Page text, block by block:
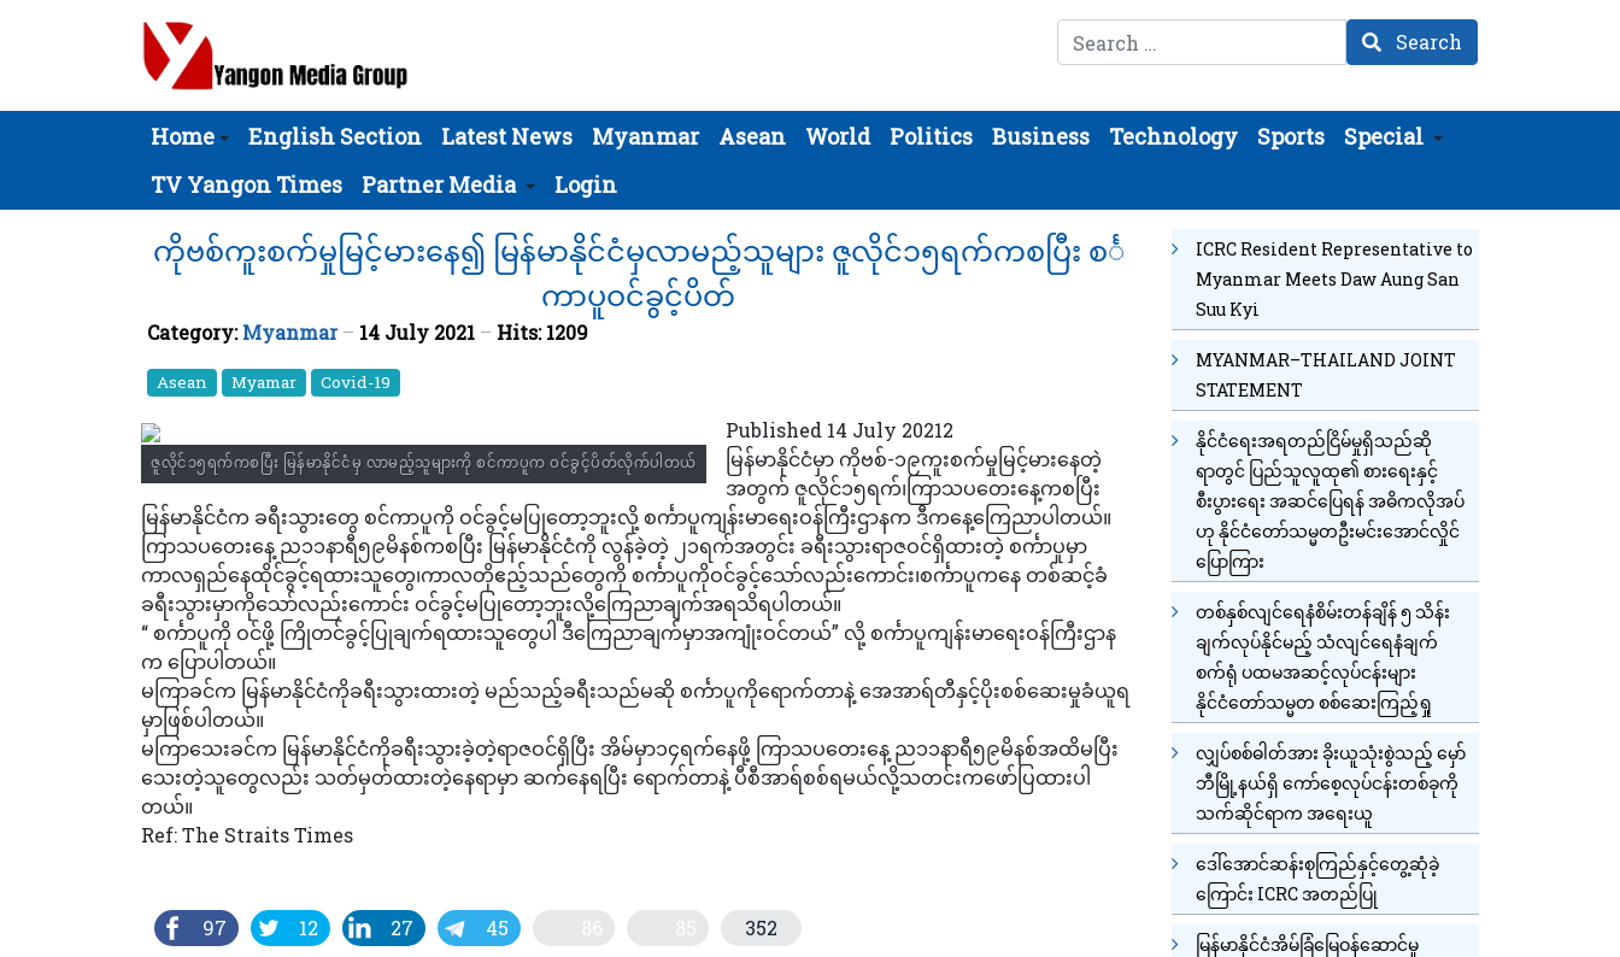
Search Search
Home English Section Latest News Myanmar Asean World Politics Business Technology Sports
Special
TV Yangon Times
Partner Media Login
ကိုဗစ်ကူးစက်မှုမြင့်မားနေ၍ မြန်မာနိုင်ငံမှလာမည့်သူများ ဇူလိုင်၁၅ရက်ကစပြီး စင်္
ကာပူဝင်ခွင့်ပိတ်
Category:Myanmar 14 July 2021 Hits: 1209
Asean Myamar Covid-19
ဇူလိုင်၁၅ရက်ကစပြီး မြန်မာနိုင်ငံမှ လာမည့်သူများကို စင်ကာပူက ဝင်ခွင့်ပိတ်လိုက်ပါတယ်
Published 14 July 20212
မြန်မာနိုင်ငံမှာ ကိုဗစ်-၁၉ကူးစက်မှုမြင့်မားနေတဲ့
အတွက် ဇူလိုင်၁၅ရက်၊ကြာသပတေးနေ့ကစပြီး
မြန်မာနိုင်ငံက ခရီးသွားတွေ စင်ကာပူကို ဝင်ခွင့်မပြုတော့ဘူးလို့ စင်္ကာပူကျန်းမာရေးဝန်ကြီးဌာနက ဒီကနေ့ကြေညာပါတယ်။
ကြာသပတေးနေ့ ည၁၁နာရီ၅၉မိနစ်ကစပြီး မြန်မာနိုင်ငံကို လွန်ခဲ့တဲ့ ၂၁ရက်အတွင်း ခရီးသွားရာဇဝင်ရှိထားတဲ့ စင်္ကာပူမှာ
ကာလရှည်နေထိုင်ခွင့်ရထားသူတွေ၊ကာလတိုဧည့်သည်တွေကို စင်္ကာပူကိုဝင်ခွင့်သော်လည်းကောင်း၊စင်္ကာပူကနေ တစ်ဆင့်ခံ
ခရီးသွားမှာကိုသော်လည်းကောင်း ဝင်ခွင့်မပြုတော့ဘူးလို့ကြေညာချက်အရသိရပါတယ်။
“ စင်္ကာပူကို ဝင်ဖို့ ကြိုတင်ခွင့်ပြုချက်ရထားသူတွေပါ ဒီကြေညာချက်မှာအကျုံးဝင်တယ်” လို့ စင်္ကာပူကျန်းမာရေးဝန်ကြီးဌာန
က ပြောပါတယ်။
မကြာခင်က မြန်မာနိုင်ငံကိုခရီးသွားထားတဲ့ မည်သည့်ခရီးသည်မဆို စင်္ကာပူကိုရောက်တာနဲ့ အေအာရ်တီနှင့်ပိုးစစ်ဆေးမှုခံယူရ
မှာဖြစ်ပါတယ်။
မကြာသေးခင်က မြန်မာနိုင်ငံကိုခရီးသွားခဲ့တဲ့ရာဇဝင်ရှိပြီး အိမ်မှာ၁၄ရက်နေဖို့ ကြာသပတေးနေ့ ည၁၁နာရီ၅၉မိနစ်အထိမပြီး
သေးတဲ့သူတွေလည်း သတ်မှတ်ထားတဲ့နေရာမှာ ဆက်နေရပြီး ရောက်တာနဲ့ ပီစီအာရ်စစ်ရမယ်လို့သတင်းကဖော်ပြထားပါ
တယ်။
Ref: The Straits Times
97 12 27 45 86 85 352
ICRC Resident Representative to
Myanmar Meets Daw Aung San
Suu Kyi
MYANMAR–THAILAND JOINT
STATEMENT
နိုင်ငံရေးအရတည်ငြိမ်မှုရှိသည်ဆို
ရာတွင် ပြည်သူလူထု၏ စားရေးနှင့်
စီးပွားရေး အဆင်ပြေရန် အဓိကလိုအပ်
ဟု နိုင်ငံတော်သမ္မတဦးမင်းအောင်လှိုင်
ပြောကြား
တစ်နှစ်လျင်ရေနံစိမ်းတန်ချိန် ၅ သိန်း
ချက်လုပ်နိုင်မည့် သံလျင်ရေနံချက်
စက်ရုံ ပထမအဆင့်လုပ်ငန်းများ
နိုင်ငံတော်သမ္မတ စစ်ဆေးကြည့်ရှု
လျှပ်စစ်ဓါတ်အား ခိုးယူသုံးစွဲသည့် မှော်
ဘီမြို့နယ်ရှိ ကော်စေ့လုပ်ငန်းတစ်ခုကို
သက်ဆိုင်ရာက အရေးယူ
ဒေါ်အောင်ဆန်းစုကြည်နှင့်တွေ့ဆုံခဲ့
ကြောင်း ICRC အတည်ပြု
မြန်မာနိုင်ငံအိမ်ခြံမြေဝန်ဆောင်မှု